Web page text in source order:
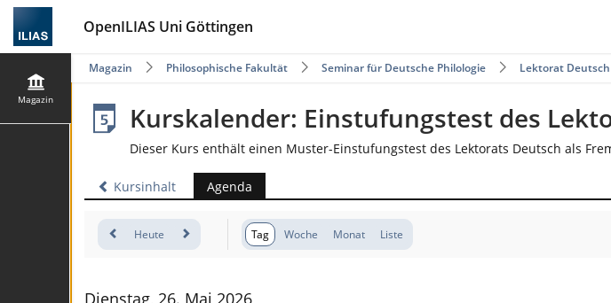
OpenILIAS Uni Göttingen
Magazin
Magazin Philosophische Fakultät Seminar für Deutsche Philologie Lektorat
Kurskalender: Einstufungstest des
Dieser Kurs enthält einen Muster-Einstufungstest des Lektorats Deutsch als
Kursinhalt Agenda
Heute Tag Woche Monat Liste
Dienstag, 26. Mai 2026